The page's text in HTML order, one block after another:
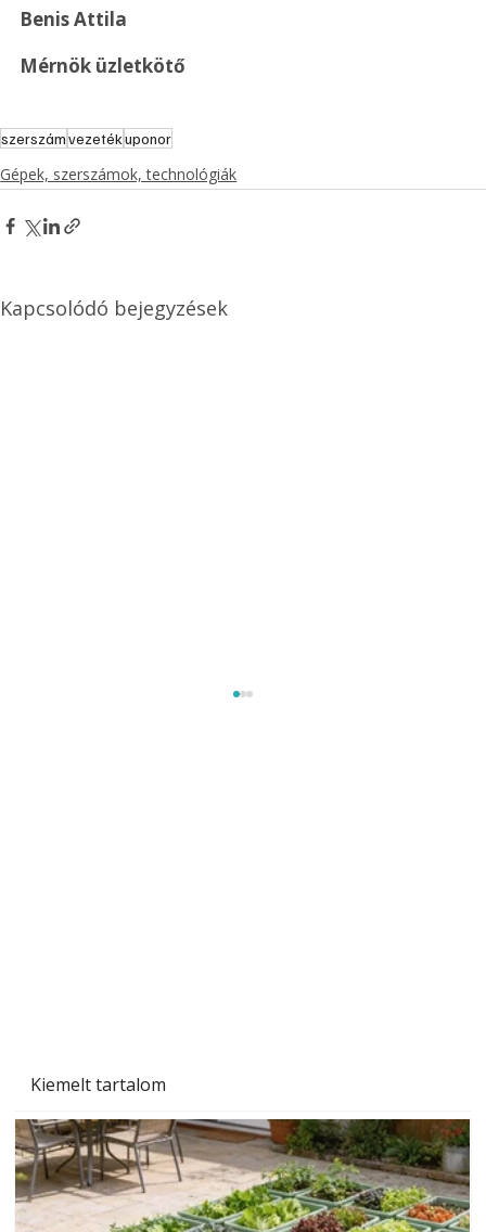
Kiemelt tartalom
Benis Attila
Mérnök üzletkötő
szerszámvezetékuponor
Gépek, szerszámok, technológiák
Kapcsolódó bejegyzések